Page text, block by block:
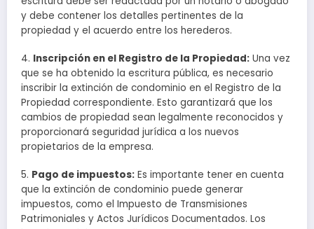
y debe contener los detalles pertinentes de la
propiedad y el acuerdo entre los herederos.
4. Inscripción en el Registro de la Propiedad: Una vez
que se ha obtenido la escritura pública, es necesario
inscribir la extinción de condominio en el Registro de la
Propiedad correspondiente. Esto garantizará que los
cambios de propiedad sean legalmente reconocidos y
proporcionará seguridad jurídica a los nuevos
propietarios de la empresa.
5. Pago de impuestos: Es importante tener en cuenta
que la extinción de condominio puede generar
impuestos, como el Impuesto de Transmisiones
Patrimoniales y Actos Jurídicos Documentados. Los